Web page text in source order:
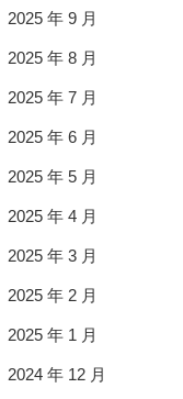
2025 年 9 月
2025 年 8 月
2025 年 7 月
2025 年 6 月
2025 年 5 月
2025 年 4 月
2025 年 3 月
2025 年 2 月
2025 年 1 月
2024 年 12 月